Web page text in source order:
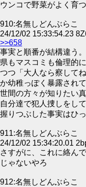
ウンコで野菜がよく育
910:名無しどんぶらこ
24/12/02 15:33:54.23
>>658
事実と順番が結構違う。
県もマスコミも倫理的
つつ「大人なら察して
か幼稚っぽく暴露されて
世間の方々が知りたい
自分達で犯人捜しをし
握りつぶした事実はひ
911:名無しどんぶらこ
24/12/02 15:34:20.01
さすがに、これに絡ん
じゃないやろ
912:名無しどんぶらこ